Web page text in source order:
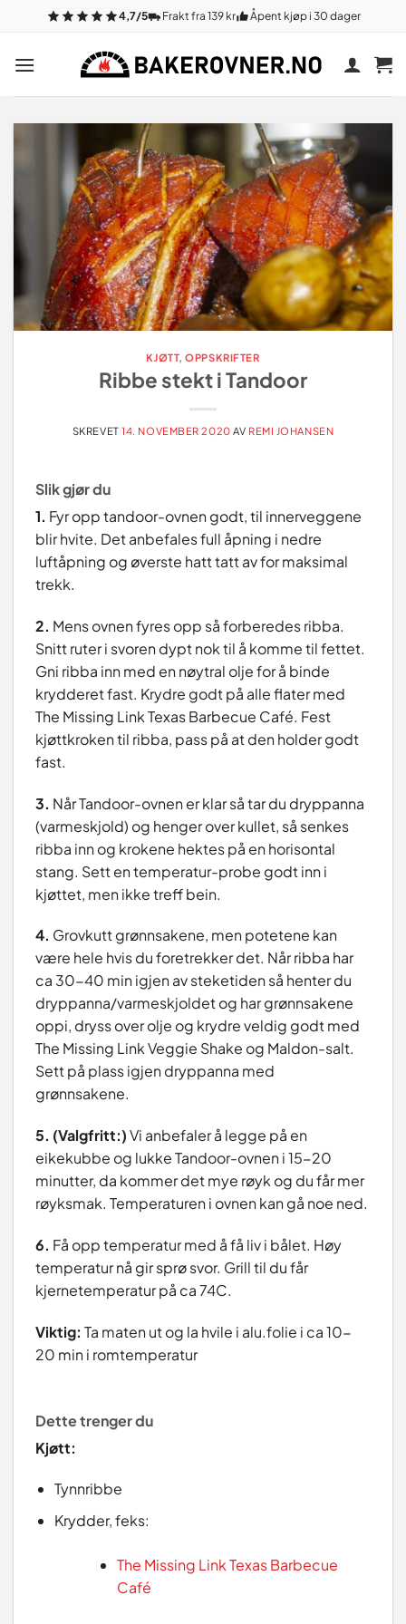
innhold
4,7/5 Frakt fra 139 kr Åpent kjøp i 30 dager
KJØTT,OPPSKRIFTER
Ribbe stekt i Tandoor
SKREVET14. NOVEMBER 2020 AV REMI JOHANSEN
Slik gjør du
1. Fyr opp tandoor-ovnen godt, til innerveggene
blir hvite. Det anbefales full åpning i nedre
luftåpning og øverste hatt tatt av for maksimal
trekk.
2. Mens ovnen fyres opp så forberedes ribba.
Snitt ruter i svoren dypt nok til å komme til fettet.
Gni ribba inn med en nøytral olje for å binde
krydderet fast. Krydre godt på alle flater med
The Missing Link Texas Barbecue Café. Fest
kjøttkroken til ribba, pass på at den holder godt
fast.
3. Når Tandoor-ovnen er klar så tar du dryppanna
(varmeskjold) og henger over kullet, så senkes
ribba inn og krokene hektes på en horisontal
stang. Sett en temperatur-probe godt inn i
kjøttet, men ikke treff bein.
4. Grovkutt grønnsakene, men potetene kan
være hele hvis du foretrekker det. Når ribba har
ca 30-40 min igjen av steketiden så henter du
dryppanna/varmeskjoldet og har grønnsakene
oppi, dryss over olje og krydre veldig godt med
The Missing Link Veggie Shake og Maldon-salt.
Sett på plass igjen dryppanna med
grønnsakene.
5. (Valgfritt:)Vi anbefaler å legge på en
eikekubbe og lukke Tandoor-ovnen i 15-20
minutter, da kommer det mye røyk og du får mer
røyksmak. Temperaturen i ovnen kan gå noe ned.
6. Få opp temperatur med å få liv i bålet. Høy
temperatur nå gir sprø svor. Grill til du får
kjernetemperatur på ca 74C.
Viktig: Ta maten ut og la hvile i alu.folie i ca 10-
20 min i romtemperatur
Dette trenger du
Kjøtt:
Tynnribbe
Krydder, feks:
The Missing Link Texas Barbecue
Café